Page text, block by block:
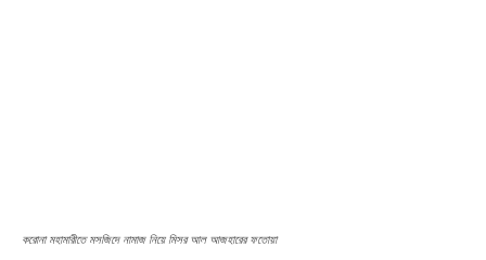
করোনা মহামারীতে মসজিদে নামাজ নিয়ে মিসর আল আজহারের ফতোয়া